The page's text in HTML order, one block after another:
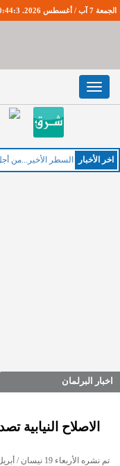
الجمعة 7 آب / أغسطس 2026. 10:44:4 مساءً
Toggle
navigation
اخر اﻷخبار
اخبار البرلمان
الاصلاح النيابية
تم نشره الأربعاء 19 نيسان / أبريل 2023 03:39 مساءً